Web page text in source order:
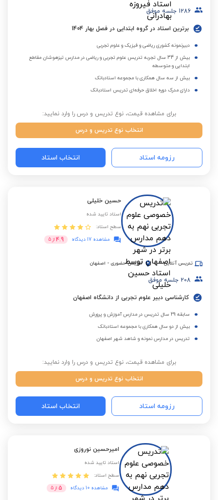
1286 جلسه موفق
برترین استاد در گروه ابتدایی در فصل بهار 1404
دبیرنمونه کشوری ریاضی و فیزیک و علوم تجربی
بیش از 34 سال تجربه تدریس علوم تجربی و ریاضی در مدارس تیزهوشان مقاطع
ابتدایی و متوسطه
بیش از سه سال همکاری با مجموعه استادبانک
دارای مدرک دوره اخلاق حرفه‌ای تدریس استادبانک
برای مشاهده قیمت، نوع تدریس و درس را وارد نمایید:
انتخاب نوع تدریس و درس
رزومه استاد انتخاب استاد
حسین خلیلی
استاد تایید شده
سطح استاد:
مشاهده 17 دیدگاه
4.9 از 5
تدریس آنلاین تدریس حضوری - اصفهان
208 جلسه موفق
کارشناسی دبیر علوم تجربی از دانشگاه اصفهان
سابقه 29 سال تدریس در مدارس آموزش و پرورش
بیش از دو سال همکاری با مجموعه استادبانک
تدریس در مدارس نمونه و شاهد شهر اصفهان
برای مشاهده قیمت، نوع تدریس و درس را وارد نمایید:
انتخاب نوع تدریس و درس
رزومه استاد انتخاب استاد
امیرحسین نوروزی
استاد تایید شده
سطح استاد:
مشاهده 10 دیدگاه
5 از 5